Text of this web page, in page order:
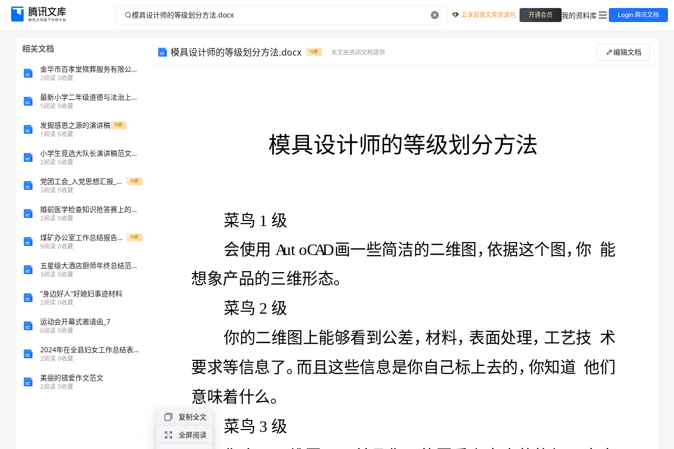
模
法.docx
立享超值文库资源包 开通会员 我的资料库 Login 腾讯文档
相关文档
金华市百孝堂殡葬服务有限公司江南分公司介绍企业发展分析报告
2阅读 0收藏
最新小学二年级道德与法治上册期末考试题及答案精品
5阅读 0收藏
发掘感恩之源的演讲稿 付费
1阅读 0收藏
小学生竞选大队长演讲稿范文通用
2阅读 0收藏
党团工会_入党思想汇报_思想汇报-向方永刚同志学习有感 付费
3阅读 0收藏
婚前医学检查知识抢答赛上的讲话稿
2阅读 0收藏
煤矿办公室工作总结报告工作经验总结与分享 付费
9阅读 0收藏
五星级大酒店厨师年终总结范本4篇
3阅读 0收藏
“身边好人”好媳妇事迹材料
2阅读 0收藏
运动会开幕式邀请函_7
0阅读 0收藏
2024年在全县妇女工作总结表彰大会上的讲话
2阅读 0收藏
美丽的错爱作文范文
2阅读 0收藏
模具设计师的等级划分方法.docx 付费 本文由贤阅文档提供 编辑文档
想象产品的三维形态。
菜鸟2级
意味着什么。
菜鸟3级
你会画二维图了，并且你画的图看上去真的能加工出实
复制全文
全屏阅读